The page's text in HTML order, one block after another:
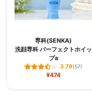
専科(SENKA)
洗顔専科 パーフェクトホイッ
プa
3.79(57)
¥474